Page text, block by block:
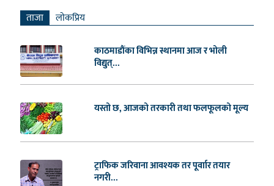
ताजा लाेकप्रिय
काठमाडौंका विभिन्न स्थानमा आज र भोली
विद्युत्...
यस्तो छ, आजको तरकारी तथा फलफूलको मूल्य
ट्राफिक जरिवाना आवश्यक तर पूर्वाार तयार
नगरी...